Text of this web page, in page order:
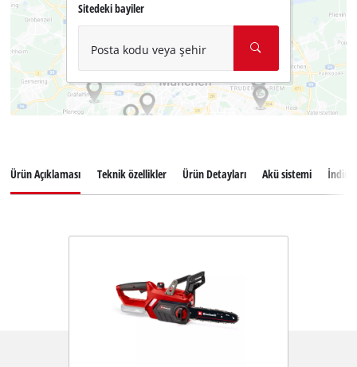
Sitedeki bayiler
Posta kodu veya şehir
Ürün Açıklaması Teknik özellikler Ürün Detayları Akü sistemi